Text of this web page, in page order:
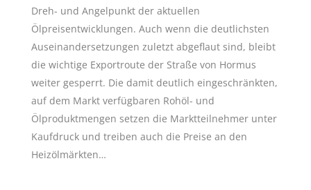
Dreh- und Angelpunkt der aktuellen
Ölpreisentwicklungen. Auch wenn die deutlichsten
Auseinandersetzungen zuletzt abgeflaut sind, bleibt
die wichtige Exportroute der Straße von Hormus
weiter gesperrt. Die damit deutlich eingeschränkten,
auf dem Markt verfügbaren Rohöl- und
Ölproduktmengen setzen die Marktteilnehmer unter
Kaufdruck und treiben auch die Preise an den
Heizölmärkten…